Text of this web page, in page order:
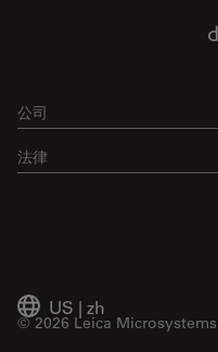
公司
法律
US | zh
© 2026 Leica Microsystems